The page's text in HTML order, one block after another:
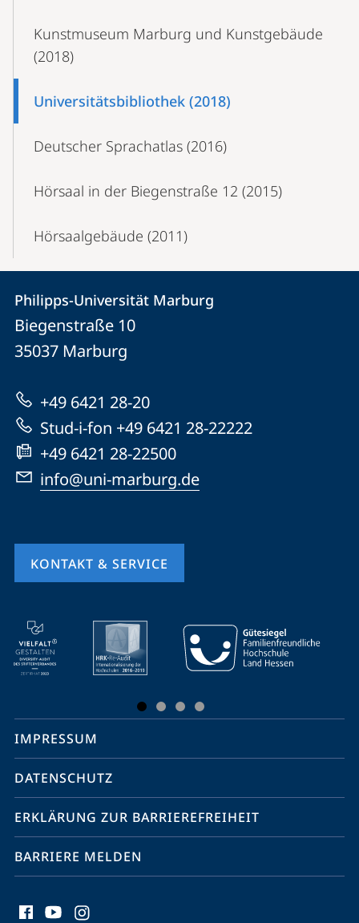
Kunstmuseum Marburg und Kunstgebäude
(2018)
Universitätsbibliothek (2018)
Deutscher Sprachatlas (2016)
Hörsaal in der Biegenstraße 12 (2015)
Hörsaalgebäude (2011)
Kontakt
und
Informationen
zur
Website
Kontaktinformationen
Philipps-
Universität
Philipps-Universität Marburg
Biegenstraße 10
35037 Marburg
+49 6421 28-20
Stud-i-fon +49 6421 28-22222
+49 6421 28-22500
info@uni-marburg.de
KONTAKT & SERVICE
Mobile-
Service-
Navigation
Social
Media
Kontakte
IMPRESSUM
DATENSCHUTZ
ERKLÄRUNG ZUR BARRIEREFREIHEIT
BARRIERE MELDEN